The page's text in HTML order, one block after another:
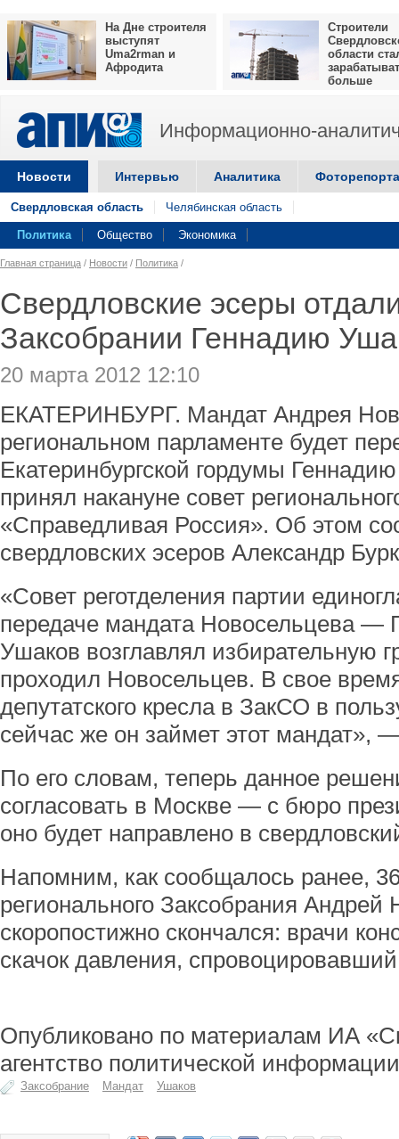
На Дне строителя
выступят
Uma2rman и
Афродита
Строители
области
больше
Информационно-
Новости Интервью Аналитика
Свердловская область Челябинская область
Политика Общество Экономика
Главная страница / Новости / Политика /
Свердловские эсеры
Заксобрании Геннадию
20 марта 2012 12:10
ЕКАТЕРИНБУРГ. Мандат Андрея
региональном парламенте будет
Екатеринбургской гордумы
принял накануне совет
«Справедливая Россия». Об этом
свердловских эсеров Александр
«Совет реготделения партии
передаче мандата Новосельцева —
Ушаков возглавлял избирательную
проходил Новосельцев. В свое
депутатского кресла в ЗакСО в
сейчас же он займет этот мандат»,
По его словам, теперь данное
согласовать в Москве — с бюро
оно будет направлено в
Напомним, как сообщалось ранее,
регионального Заксобрания Андрей
скоропостижно скончался: врачи
скачок давления,
Опубликовано по материалам ИА
агентство политической
Заксобрание Мандат Ушаков